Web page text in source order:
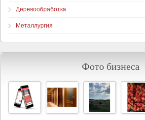
Деревообработка
Металлургия
Фото бизнеса